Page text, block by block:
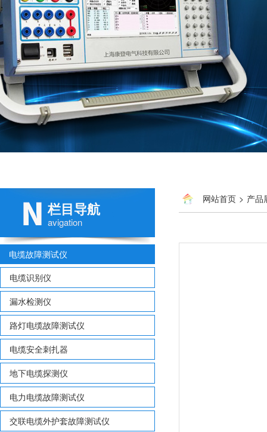
栏目导航
avigation
电缆故障测试仪
电缆识别仪
漏水检测仪
路灯电缆故障测试仪
电缆安全刺扎器
地下电缆探测仪
电力电缆故障测试仪
交联电缆外护套故障测试仪
网站首页 > 产品